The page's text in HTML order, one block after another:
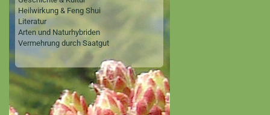
Heilwirkung & Feng Shui
Literatur
Arten und Naturhybriden
Vermehrung durch Saatgut